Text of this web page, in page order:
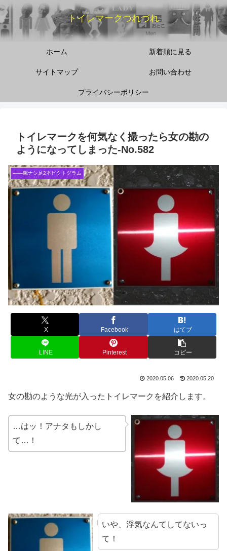
トイレマークつれづれ
ホーム 新着順に見る
サイトマップ お問い合わせ
プライバシーポリシー
トイレマークを何気なく撮ったら女の勘の
ようになってしまった‐No.582
――腕ナシ足2本ピクトグラム
X Facebook はてブ
LINE Pinterest コピー
2020.05.06 2020.05.20
女の勘のような光が入ったトイレマークを紹介します。
…はッ！アナタもしかし
て…！
いや、浮気なんてしてないっ
て！